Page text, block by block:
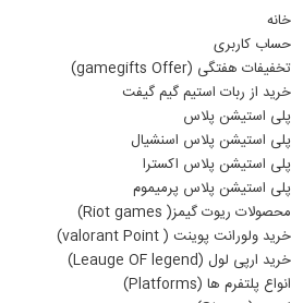
خانه
حساب کاربری
تخفیفات هفتگی (gamegifts Offer)
خرید از ربات استیم گیم گیفت
پلی استیشن پلاس
پلی استیشن پلاس اسنشیال
پلی استیشن پلاس اکسترا
پلی استیشن پلاس پرمیموم
محصولات ریوت گیمز( Riot games)
خرید ولورانت پوینت ( valorant Point)
خرید ارپی لول (Leauge OF legend)
انواع پلتفرم ها (Platforms)